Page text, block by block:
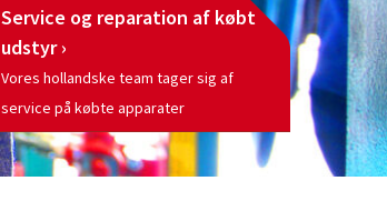
Service og reparation af købt
udstyr
Vores hollandske team tager sig af
service på købte apparater